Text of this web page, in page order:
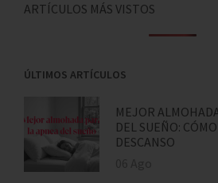
ARTÍCULOS MÁS VISTOS
ÚLTIMOS ARTÍCULOS
MEJOR
DEL SUEÑO:
DESCANSO